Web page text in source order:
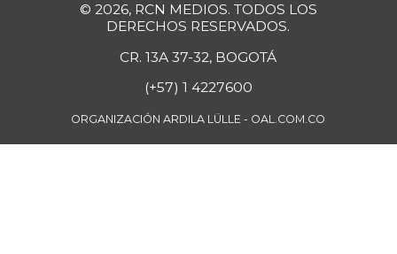
© 2026, RCN MEDIOS. TODOS LOS
DERECHOS RESERVADOS.
CR. 13A 37-32, BOGOTÁ
(+57) 1 4227600
ORGANIZACIÓN ARDILA LÜLLE - OAL.COM.CO